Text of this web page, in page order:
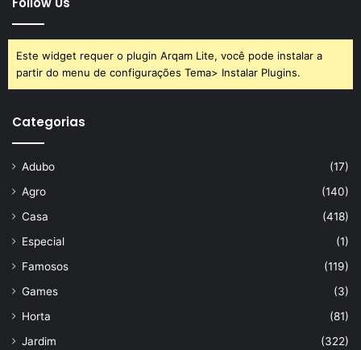
Este widget requer o plugin Arqam Lite, você pode instalar a
partir do menu de configurações Tema> Instalar Plugins.
Categorias
Adubo
(17)
Agro
(140)
Casa
(418)
Especial
(1)
Famosos
(119)
Games
(3)
Horta
(81)
Jardim
(322)